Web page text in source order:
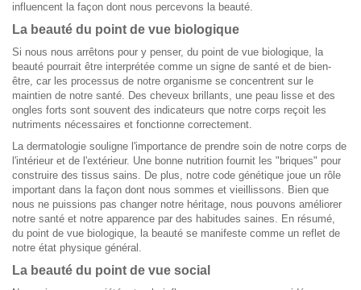
influencent la façon dont nous percevons la beauté.
La beauté du point de vue biologique
Si nous nous arrêtons pour y penser, du point de vue biologique, la
beauté pourrait être interprétée comme un signe de santé et de bien-
être, car les processus de notre organisme se concentrent sur le
maintien de notre santé. Des cheveux brillants, une peau lisse et des
ongles forts sont souvent des indicateurs que notre corps reçoit les
nutriments nécessaires et fonctionne correctement.
La dermatologie souligne l'importance de prendre soin de notre corps de
l'intérieur et de l'extérieur. Une bonne nutrition fournit les "briques" pour
construire des tissus sains. De plus, notre code génétique joue un rôle
important dans la façon dont nous sommes et vieillissons. Bien que
nous ne puissions pas changer notre héritage, nous pouvons améliorer
notre santé et notre apparence par des habitudes saines. En résumé,
du point de vue biologique, la beauté se manifeste comme un reflet de
notre état physique général.
La beauté du point de vue social